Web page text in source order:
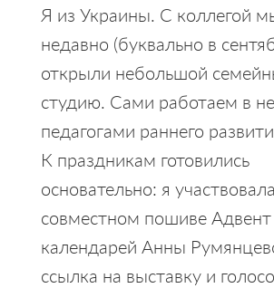
Я из Украины. С коллегой
недавно (буквально в
открыли небольшой
студию. Сами работаем в
педагогами раннего
К праздникам готовились
основательно: я
совместном пошиве Адвент
календарей Анны
ссылка на выставку и